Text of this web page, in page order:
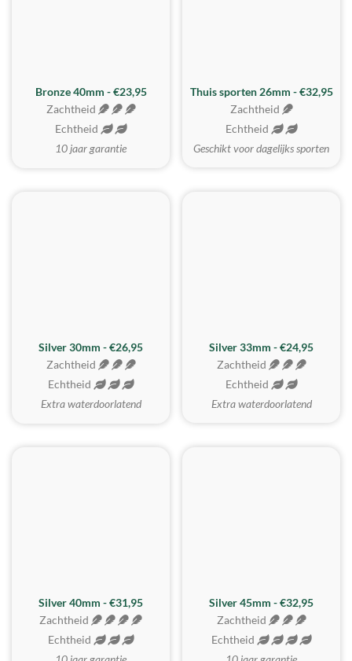
Bronze 40mm - €23,95
Zachtheid
Echtheid
10 jaar garantie
Thuis sporten 26mm - €32,95
Zachtheid
Echtheid
Geschikt voor dagelijks sporten
Silver 30mm - €26,95
Zachtheid
Echtheid
Extra waterdoorlatend
Silver 33mm - €24,95
Zachtheid
Echtheid
Extra waterdoorlatend
Silver 40mm - €31,95
Zachtheid
Echtheid
MEEST GEKOZEN
Silver 45mm - €32,95
Zachtheid
Echtheid